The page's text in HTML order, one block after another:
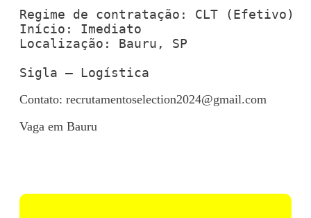
Regime de contratação: CLT (Efetivo)
Início: Imediato
Localização: Bauru, SP
Sigla – Logística
Contato: recrutamentoselection2024@gmail.com
Vaga em Bauru